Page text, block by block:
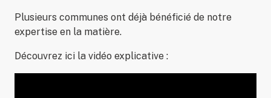
Plusieurs communes ont déjà bénéficié de notre
expertise en la matière.
Découvrez ici la vidéo explicative :